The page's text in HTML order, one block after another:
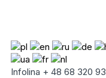
Infolina + 48 68 320 93